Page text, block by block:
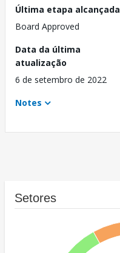
Última etapa alcançada
Board Approved
Data da última
atualização
6 de setembro de 2022
Notes
Setores